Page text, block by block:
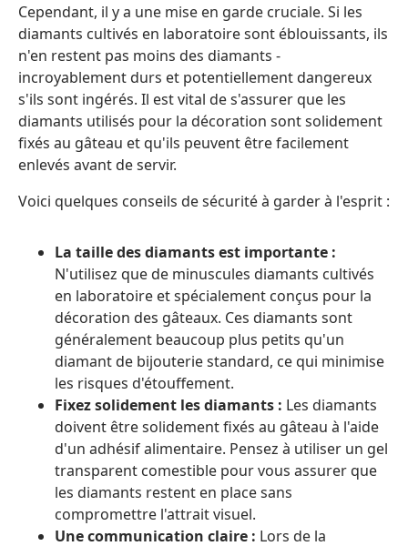
Cependant, il y a une mise en garde cruciale. Si les
diamants cultivés en laboratoire sont éblouissants, ils
n'en restent pas moins des diamants -
incroyablement durs et potentiellement dangereux
s'ils sont ingérés. Il est vital de s'assurer que les
diamants utilisés pour la décoration sont solidement
fixés au gâteau et qu'ils peuvent être facilement
enlevés avant de servir.
Voici quelques conseils de sécurité à garder à l'esprit :
La taille des diamants est importante :
N'utilisez que de minuscules diamants cultivés
en laboratoire et spécialement conçus pour la
décoration des gâteaux. Ces diamants sont
généralement beaucoup plus petits qu'un
diamant de bijouterie standard, ce qui minimise
les risques d'étouffement.
Fixez solidement les diamants : Les diamants
doivent être solidement fixés au gâteau à l'aide
d'un adhésif alimentaire. Pensez à utiliser un gel
transparent comestible pour vous assurer que
les diamants restent en place sans
compromettre l'attrait visuel.
Une communication claire : Lors de la